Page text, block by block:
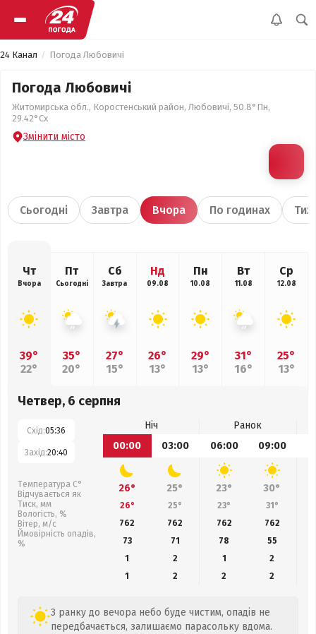
24 Канал Погода Любовичі
Погода Любовичі
Житомирська обл., Коростенський район, Любовичі, 50.8°Пн,
29.42°Сх
Змінити місто
Сьогодні Завтра Вчора По годинах
Чт
Вчора
39°
22°
Пт
Сьогодні
35°
20°
Сб
Завтра
27°
15°
Нд
09.08
26°
13°
Пн
10.08
29°
13°
Вт
11.08
31°
16°
Ср
12.08
25°
13°
Четвер, 6 серпня
Схід:05:36
Захід:20:40
Температура С°
Відчувається як
Тиск, мм
Вологість, %
Вітер, м/с
Ймовірність опадів,
%
Ніч
Ранок
00:00
03:00 06:00 09:00
26° 25° 23° 30°
26° 25° 23° 31°
762
762 762 762
73
71 78
55
1
2 1
2
1
2 2 2
З ранку до вечора небо буде чистим, опадів не
передбачається, залишаємо парасольку вдома.